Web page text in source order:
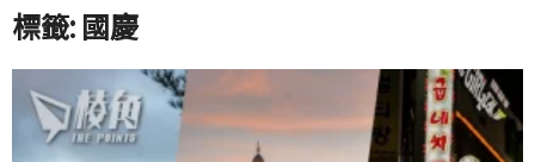
標籤: 國慶